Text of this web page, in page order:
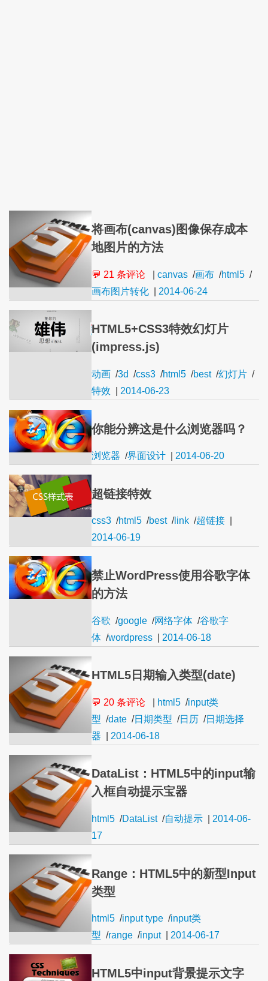
将画布(canvas)图像保存成本
地图片的方法
💬 21 条评论 canvas /画布 /html5 /
画布图片转化
2014-06-24
HTML5+CSS3特效幻灯片
(impress.js)
动画 /3d /css3 /html5 /best /幻灯片 /
特效
2014-06-23
你能分辨这是什么浏览器吗？
浏览器 /界面设计 2014-06-20
超链接特效
css3 /html5 /best /link /超链接
2014-06-19
禁止WordPress使用谷歌字体
的方法
谷歌 /google /网络字体 /谷歌字
体 /wordpress 2014-06-18
HTML5日期输入类型(date)
💬 20 条评论 html5 /input类
型 /date /日期类型 /日历 /日期选择
器
2014-06-18
DataList：HTML5中的input输
入框自动提示宝器
html5 /DataList /自动提示
2014-06-
17
Range：HTML5中的新型Input
类型
html5 /input type /input类
型 /range /input 2014-06-17
HTML5中input背景提示文字